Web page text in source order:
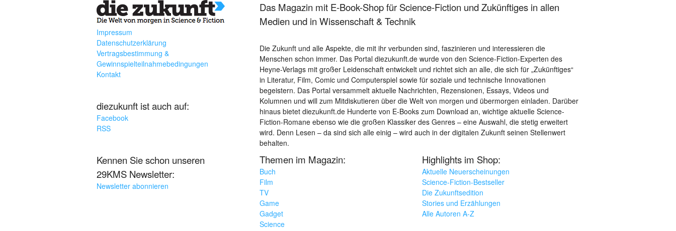
Impressum
Datenschutzerklärung
Vertragsbestimmung &
Gewinnspielteilnahmebedingungen
Kontakt
diezukunft ist auch auf:
Facebook
RSS
Kennen Sie schon unseren
29KMS Newsletter:
Newsletter abonnieren
Das Magazin mit E-Book-Shop für Science-Fiction und Zukünftiges in allen
Medien und in Wissenschaft & Technik
Die Zukunft und alle Aspekte, die mit ihr verbunden sind, faszinieren und interessieren die
Menschen schon immer. Das Portal diezukunft.de wurde von den Science-Fiction-Experten des
Heyne-Verlags mit großer Leidenschaft entwickelt und richtet sich an alle, die sich für „Zukünftiges“
in Literatur, Film, Comic und Computerspiel sowie für soziale und technische Innovationen
begeistern. Das Portal versammelt aktuelle Nachrichten, Rezensionen, Essays, Videos und
Kolumnen und will zum Mitdiskutieren über die Welt von morgen und übermorgen einladen. Darüber
hinaus bietet diezukunft.de Hunderte von E-Books zum Download an, wichtige aktuelle Science-
Fiction-Romane ebenso wie die großen Klassiker des Genres – eine Auswahl, die stetig erweitert
wird. Denn Lesen – da sind sich alle einig – wird auch in der digitalen Zukunft seinen Stellenwert
behalten.
Themen im Magazin:
Buch
Film
TV
Game
Gadget
Science
Highlights im Shop:
Aktuelle Neuerscheinungen
Science-Fiction-Bestseller
Die Zukunftsedition
Stories und Erzählungen
Alle Autoren A-Z